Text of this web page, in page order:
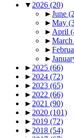
▼ 2026 (20)
►June
►May
► April
►March
►
►
► 2025 (66)
► 2024 (72)
► 2023 (65)
► 2022 (66)
► 2021 (90)
► 2020 (101)
► 2019 (72)
► 2018 (54)